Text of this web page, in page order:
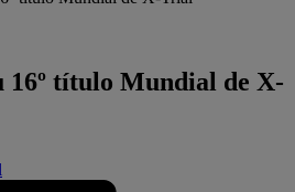
16º título Mundial de X-